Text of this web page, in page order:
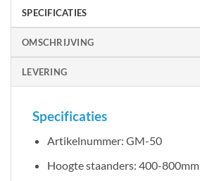
SPECIFICATIES
OMSCHRIJVING
LEVERING
Specificaties
Artikelnummer: GM-50
Hoogte staanders: 400-800mm